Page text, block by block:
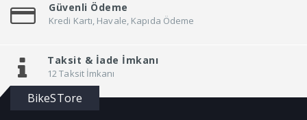
Güvenli Ödeme
Kredi Kartı, Havale, Kapıda Ödeme
Taksit & İade İmkanı
12 Taksit İmkanı
BikeSTore